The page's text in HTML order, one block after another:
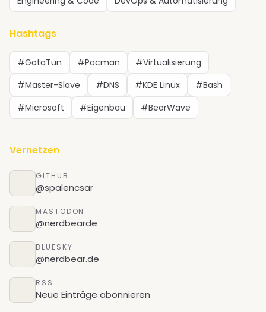
Hashtags
#GotaTun #Pacman
#Virtualisierung
#Master-Slave
#DNS #KDE Linux
#Bash
#Microsoft
#Eigenbau #BearWave
Vernetzen
GITHUB
@spalencsar
MASTODON
@nerdbearde
BLUESKY
@nerdbear.de
RSS
Neue Einträge abonnieren